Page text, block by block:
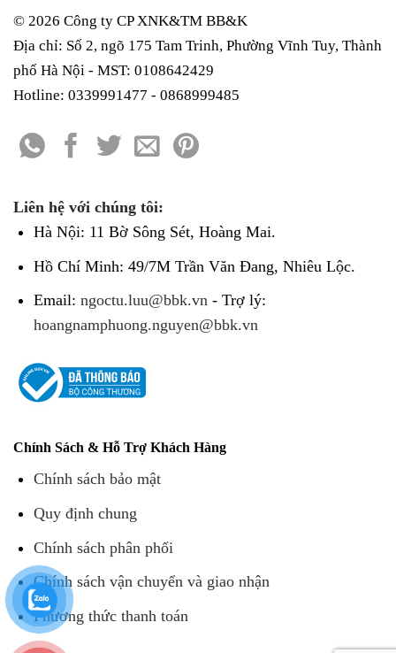
© 2026 Công ty CP XNK&TM BB&K
Địa chỉ: Số 2, ngõ 175 Tam Trinh, Phường Vĩnh Tuy, Thành
phố Hà Nội - MST: 0108642429
Hotline: 0339991477 - 0868999485
Liên hệ với chúng tôi:
Hà Nội: 11 Bờ Sông Sét, Hoàng Mai.
Hồ Chí Minh: 49/7M Trần Văn Đang, Nhiêu Lộc.
Email: ngoctu.luu@bbk.vn- Trợ lý:
hoangnamphuong.nguyen@bbk.vn
Chính Sách & Hỗ Trợ Khách Hàng
Chính sách bảo mật
Quy định chung
Chính sách phân phối
Chính sách vận chuyển và giao nhận
Phương thức thanh toán